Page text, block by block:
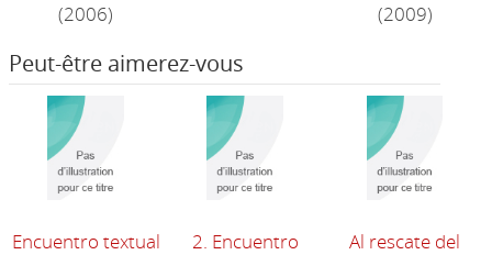
(2006)
(2009)
Peut-être aimerez-vous
Encuentro textual
2. Encuentro
Al rescate del